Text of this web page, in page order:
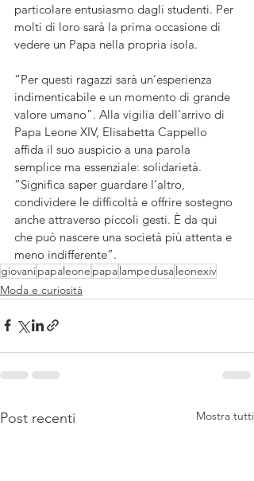
particolare entusiasmo dagli studenti. Per
molti di loro sarà la prima occasione di
vedere un Papa nella propria isola.
“Per questi ragazzi sarà un’esperienza
indimenticabile e un momento di grande
valore umano”. Alla vigilia dell’arrivo di
Papa Leone XIV, Elisabetta Cappello
affida il suo auspicio a una parola
semplice ma essenziale: solidarietà.
“Significa saper guardare l’altro,
condividere le difficoltà e offrire sostegno
anche attraverso piccoli gesti. È da qui
che può nascere una società più attenta e
meno indifferente”.
giovanipapaleone papalampedusaleonexiv
Moda e curiosità
Post recenti Mostra tutti